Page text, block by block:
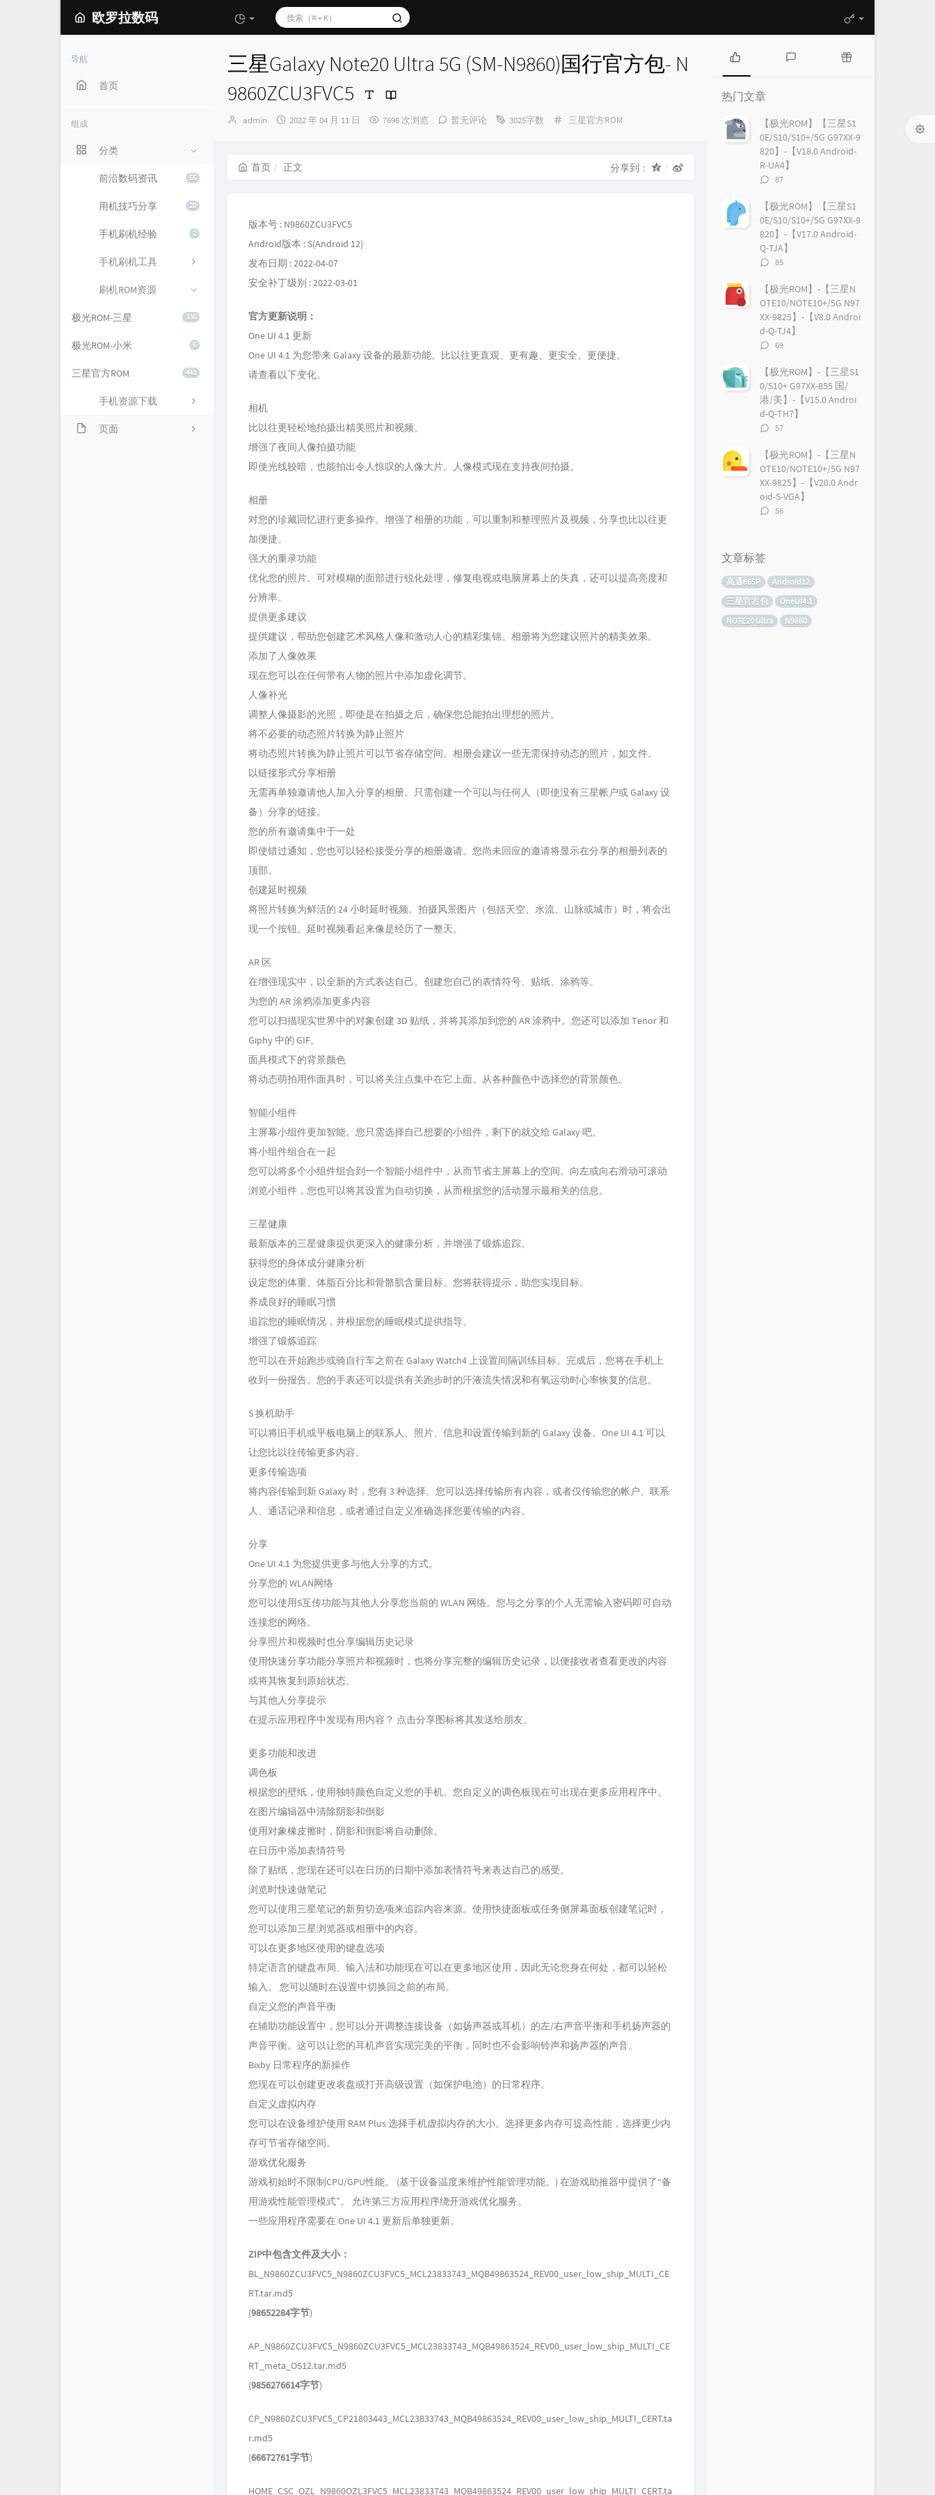
欧罗拉数码
导航
首页
组成
分类
55
前沿数码资讯
20
用机技巧分享
2
手机刷机经验
手机刷机工具
刷机ROM资源
336
极光ROM-三星
6
极光ROM-小米
441
三星官方ROM
手机资源下载
页面
三星Galaxy Note20 Ultra 5G (SM-N9860)国行官方包- N
9860ZCU3FVC5
博
admin
发
2022 年 04 月 11 日 7696 次浏览 暂无评论 3025字数
分
三星官方ROM
首页 正文 分享到：
版本号 : N9860ZCU3FVC5
Android版本 : S(Android 12)
发布日期 : 2022-04-07
安全补丁级别 : 2022-03-01
官方更新说明：
One UI 4.1 更新
One UI 4.1 为您带来 Galaxy 设备的最新功能。比以往更直观、更有趣、更安全、更便捷。
请查看以下变化。
相机
比以往更轻松地拍摄出精美照片和视频。
增强了夜间人像拍摄功能
即使光线较暗，也能拍出令人惊叹的人像大片。人像模式现在支持夜间拍摄。
相册
对您的珍藏回忆进行更多操作。增强了相册的功能，可以重制和整理照片及视频，分享也比以往更
加便捷。
强大的重录功能
优化您的照片。可对模糊的面部进行锐化处理，修复电视或电脑屏幕上的失真，还可以提高亮度和
分辨率。
提供更多建议
提供建议，帮助您创建艺术风格人像和激动人心的精彩集锦。相册将为您建议照片的精美效果。
添加了人像效果
现在您可以在任何带有人物的照片中添加虚化调节。
人像补光
调整人像摄影的光照，即使是在拍摄之后，确保您总能拍出理想的照片。
将不必要的动态照片转换为静止照片
将动态照片转换为静止照片可以节省存储空间。相册会建议一些无需保持动态的照片，如文件。
以链接形式分享相册
无需再单独邀请他人加入分享的相册。只需创建一个可以与任何人（即使没有三星帐户或 Galaxy 设
备）分享的链接。
您的所有邀请集中于一处
即使错过通知，您也可以轻松接受分享的相册邀请。您尚未回应的邀请将显示在分享的相册列表的
顶部。
创建延时视频
将照片转换为鲜活的 24 小时延时视频。拍摄风景图片（包括天空、水流、山脉或城市）时，将会出
现一个按钮。延时视频看起来像是经历了一整天。
AR 区
在增强现实中，以全新的方式表达自己。创建您自己的表情符号、贴纸、涂鸦等。
为您的 AR 涂鸦添加更多内容
您可以扫描现实世界中的对象创建 3D 贴纸，并将其添加到您的 AR 涂鸦中。您还可以添加 Tenor 和
Giphy 中的 GIF。
面具模式下的背景颜色
将动态萌拍用作面具时，可以将关注点集中在它上面。从各种颜色中选择您的背景颜色。
智能小组件
主屏幕小组件更加智能。您只需选择自己想要的小组件，剩下的就交给 Galaxy 吧。
将小组件组合在一起
您可以将多个小组件组合到一个智能小组件中，从而节省主屏幕上的空间。向左或向右滑动可滚动
浏览小组件，您也可以将其设置为自动切换，从而根据您的活动显示最相关的信息。
三星健康
最新版本的三星健康提供更深入的健康分析，并增强了锻炼追踪。
获得您的身体成分健康分析
设定您的体重、体脂百分比和骨骼肌含量目标。您将获得提示，助您实现目标。
养成良好的睡眠习惯
追踪您的睡眠情况，并根据您的睡眠模式提供指导。
增强了锻炼追踪
您可以在开始跑步或骑自行车之前在 Galaxy Watch4 上设置间隔训练目标。完成后，您将在手机上
收到一份报告。您的手表还可以提供有关跑步时的汗液流失情况和有氧运动时心率恢复的信息。
S 换机助手
可以将旧手机或平板电脑上的联系人、照片、信息和设置传输到新的 Galaxy 设备。One UI 4.1 可以
让您比以往传输更多内容。
更多传输选项
将内容传输到新 Galaxy 时，您有 3 种选择。您可以选择传输所有内容，或者仅传输您的帐户、联系
人、通话记录和信息，或者通过自定义准确选择您要传输的内容。
分享
One UI 4.1 为您提供更多与他人分享的方式。
分享您的 WLAN网络
您可以使用S互传功能与其他人分享您当前的 WLAN 网络。您与之分享的个人无需输入密码即可自动
连接您的网络。
分享照片和视频时也分享编辑历史记录
使用快速分享功能分享照片和视频时，也将分享完整的编辑历史记录，以便接收者查看更改的内容
或将其恢复到原始状态。
与其他人分享提示
在提示应用程序中发现有用内容？ 点击分享图标将其发送给朋友。
更多功能和改进
调色板
根据您的壁纸，使用独特颜色自定义您的手机。您自定义的调色板现在可出现在更多应用程序中。
在图片编辑器中清除阴影和倒影
使用对象橡皮擦时，阴影和倒影将自动删除。
在日历中添加表情符号
除了贴纸，您现在还可以在日历的日期中添加表情符号来表达自己的感受。
浏览时快速做笔记
您可以使用三星笔记的新剪切选项来追踪内容来源。使用快捷面板或任务侧屏幕面板创建笔记时，
您可以添加三星浏览器或相册中的内容。
可以在更多地区使用的键盘选项
特定语言的键盘布局、输入法和功能现在可以在更多地区使用，因此无论您身在何处，都可以轻松
输入。 您可以随时在设置中切换回之前的布局。
自定义您的声音平衡
在辅助功能设置中，您可以分开调整连接设备（如扬声器或耳机）的左/右声音平衡和手机扬声器的
声音平衡。这可以让您的耳机声音实现完美的平衡，同时也不会影响铃声和扬声器的声音。
Bixby 日常程序的新操作
您现在可以创建更改表盘或打开高级设置（如保护电池）的日常程序。
自定义虚拟内存
您可以在设备维护使用 RAM Plus 选择手机虚拟内存的大小。选择更多内存可提高性能，选择更少内
存可节省存储空间。
游戏优化服务
游戏初始时不限制CPU/GPU性能。 (基于设备温度来维护性能管理功能。) 在游戏助推器中提供了“备
用游戏性能管理模式”。 允许第三方应用程序绕开游戏优化服务。
一些应用程序需要在 One UI 4.1 更新后单独更新。
ZIP中包含文件及大小：
BL_N9860ZCU3FVC5_N9860ZCU3FVC5_MCL23833743_MQB49863524_REV00_user_low_ship_MULTI_CE
RT.tar.md5
(98652284字节)
AP_N9860ZCU3FVC5_N9860ZCU3FVC5_MCL23833743_MQB49863524_REV00_user_low_ship_MULTI_CE
RT_meta_OS12.tar.md5
(9856276614字节)
CP_N9860ZCU3FVC5_CP21803443_MCL23833743_MQB49863524_REV00_user_low_ship_MULTI_CERT.ta
r.md5
(66672761字节)
HOME_CSC_OZL_N9860OZL3FVC5_MCL23833743_MQB49863524_REV00_user_low_ship_MULTI_CERT.ta
热
门
文
章
论
章
热门文章
【极光ROM】【三星S1
0E/S10/S10+/5G G97XX-9
820】-【V18.0 Android-
R-UA4】
评
数：
87
【极光ROM】【三星S1
0E/S10/S10+/5G G97XX-9
820】-【V17.0 Android-
Q-TJA】
评
数：
85
【极光ROM】-【三星N
OTE10/NOTE10+/5G N97
XX-9825】-【V8.0 Androi
d-Q-TJ4】
评
数：
69
【极光ROM】-【三星S1
0/S10+ G97XX-855 国/
港/美】-【V15.0 Androi
d-Q-TH7】
评
数：
57
【极光ROM】-【三星N
OTE10/NOTE10+/5G N97
XX-9825】-【V20.0 Andr
oid-S-VGA】
评
56
文章标签
高通865P
Android12
三星官方包
OneUI4.1
NOTE20 Ultra
N9860